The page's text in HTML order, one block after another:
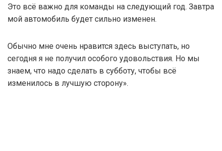
Это всё важно для команды на следующий год. Завтра
мой автомобиль будет сильно изменен.
Обычно мне очень нравится здесь выступать, но
сегодня я не получил особого удовольствия. Но мы
знаем, что надо сделать в субботу, чтобы всё
изменилось в лучшую сторону».